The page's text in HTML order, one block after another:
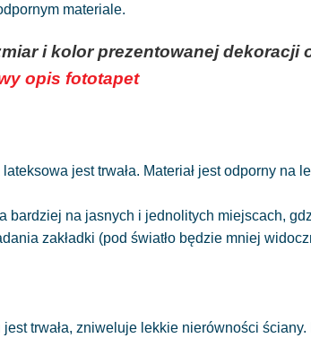
materiale.
i kolor prezentowanej dekoracji
opis fototapet
jest trwała. Materiał jest odporny
bardziej na jasnych i jednolitych miejscach,
zakładki (pod światło będzie mniej
trwała, zniweluje lekkie nierówności